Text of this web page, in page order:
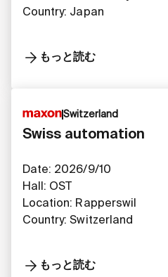
Country: Japan
もっと読む
Switzerland
Swiss automation
Date: 2026/9/10
Hall: OST
Location: Rapperswil
Country: Switzerland
もっと読む